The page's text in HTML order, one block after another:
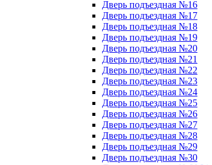
Дверь подъездная №16
Дверь подъездная №17
Дверь подъездная №18
Дверь подъездная №19
Дверь подъездная №20
Дверь подъездная №21
Дверь подъездная №22
Дверь подъездная №23
Дверь подъездная №24
Дверь подъездная №25
Дверь подъездная №26
Дверь подъездная №27
Дверь подъездная №28
Дверь подъездная №29
Дверь подъездная №30